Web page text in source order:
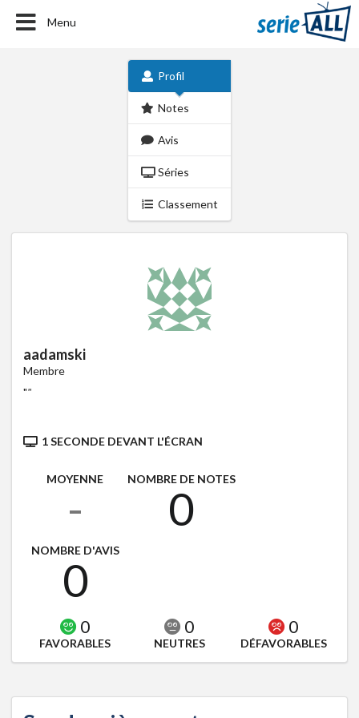
Menu
Profil
Notes
Avis
Séries
Classement
aadamski
Membre
""
1 SECONDE DEVANT L'ÉCRAN
MOYENNE
-
NOMBRE DE NOTES
0
NOMBRE D'AVIS
0
0
FAVORABLES
0
NEUTRES
0
DÉFAVORABLES